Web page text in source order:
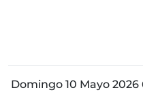
Domingo 10 Mayo 2026